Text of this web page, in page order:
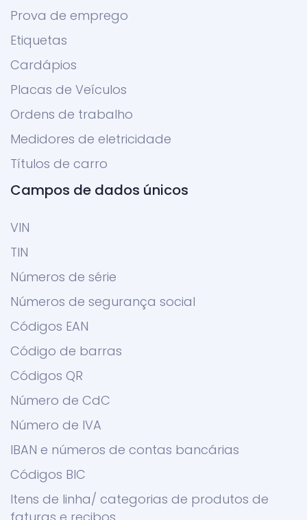
Prova de emprego
Etiquetas
Cardápios
Placas de Veículos
Ordens de trabalho
Medidores de eletricidade
Títulos de carro
Campos de dados únicos
VIN
TIN
Números de série
Números de segurança social
Códigos EAN
Código de barras
Códigos QR
Número de CdC
Número de IVA
IBAN e números de contas bancárias
Códigos BIC
Itens de linha/ categorias de produtos de